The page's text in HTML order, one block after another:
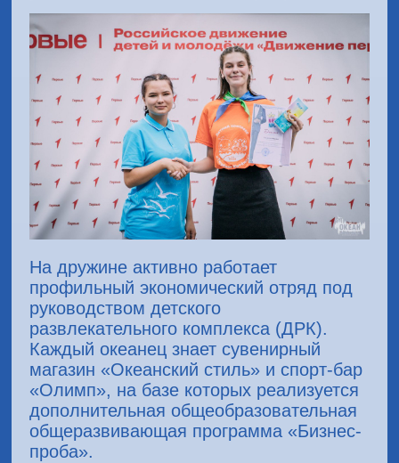
На дружине активно работает
профильный экономический отряд под
руководством детского
развлекательного комплекса (ДРК).
Каждый океанец знает сувенирный
магазин «Океанский стиль» и спорт-бар
«Олимп», на базе которых реализуется
дополнительная общеобразовательная
общеразвивающая программа «Бизнес-
проба».